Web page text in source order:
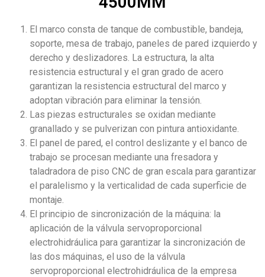
El marco consta de tanque de combustible, bandeja,
soporte, mesa de trabajo, paneles de pared izquierdo y
derecho y deslizadores. La estructura, la alta
resistencia estructural y el gran grado de acero
garantizan la resistencia estructural del marco y
adoptan vibración para eliminar la tensión.
Las piezas estructurales se oxidan mediante
granallado y se pulverizan con pintura antioxidante.
El panel de pared, el control deslizante y el banco de
trabajo se procesan mediante una fresadora y
taladradora de piso CNC de gran escala para garantizar
el paralelismo y la verticalidad de cada superficie de
montaje.
El principio de sincronización de la máquina: la
aplicación de la válvula servoproporcional
electrohidráulica para garantizar la sincronización de
las dos máquinas, el uso de la válvula
servoproporcional electrohidráulica de la empresa